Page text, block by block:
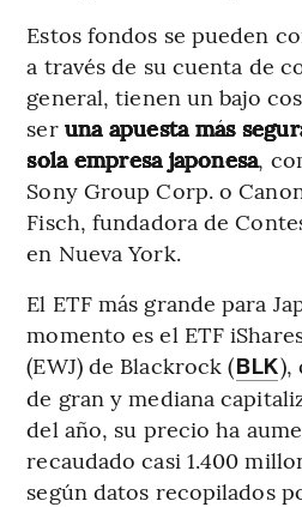
Estos fondos se pueden
a través de su cuenta de
general, tienen un bajo
ser una apuesta más
sola empresa japonesa,
Sony Group Corp. o
Fisch, fundadora de
en Nueva York.
El ETF más grande para
momento es el ETF
(EWJ) de Blackrock (BLK),
de gran y mediana
del año, su precio ha
recaudado casi 1.400
según datos recopilados